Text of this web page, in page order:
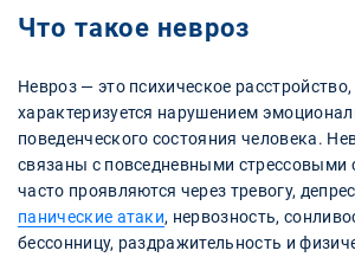
Что такое невроз
Невроз — это психическое
характеризуется нарушением
поведенческого состояния человека.
связаны с повседневными стрессовыми
часто проявляются через тревогу,
панические атаки, нервозность,
бессонницу, раздражительность и